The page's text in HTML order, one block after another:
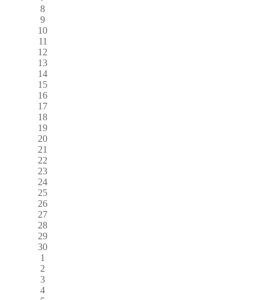
8
9
10
11
12
13
14
15
16
17
18
19
20
21
22
23
24
25
26
27
28
29
30
1
2
3
4